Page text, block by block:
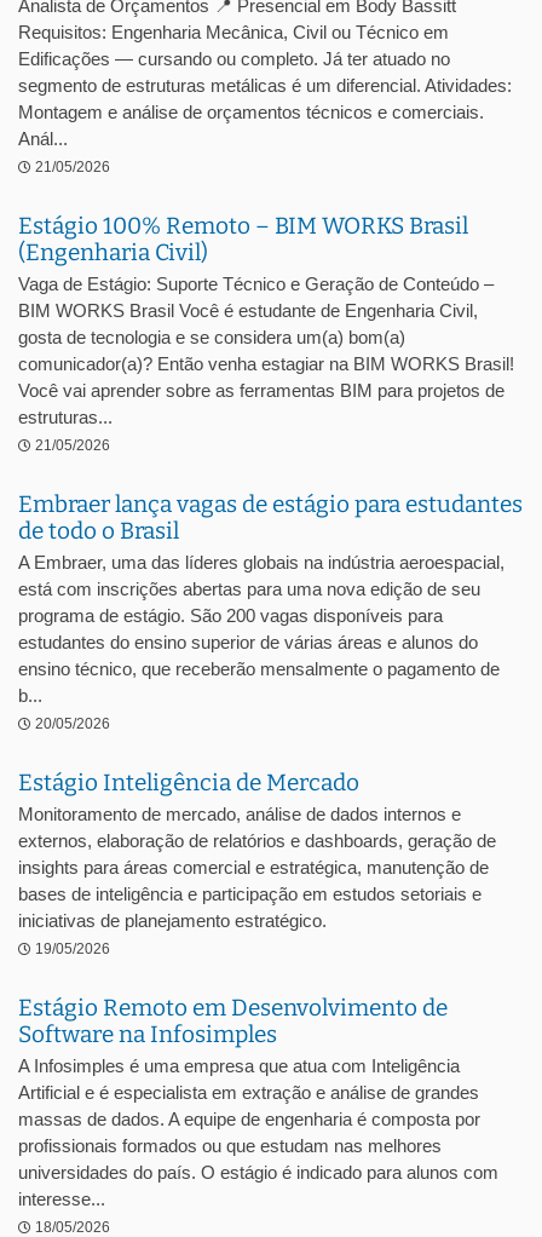
Analista de Orçamentos 📍 Presencial em Body Bassitt
Requisitos: Engenharia Mecânica, Civil ou Técnico em
Edificações — cursando ou completo. Já ter atuado no
segmento de estruturas metálicas é um diferencial. Atividades:
Montagem e análise de orçamentos técnicos e comerciais.
Anál...
21/05/2026
Estágio 100% Remoto – BIM WORKS Brasil
(Engenharia Civil)
Vaga de Estágio: Suporte Técnico e Geração de Conteúdo –
BIM WORKS Brasil Você é estudante de Engenharia Civil,
gosta de tecnologia e se considera um(a) bom(a)
comunicador(a)? Então venha estagiar na BIM WORKS Brasil!
Você vai aprender sobre as ferramentas BIM para projetos de
estruturas...
21/05/2026
Embraer lança vagas de estágio para estudantes
de todo o Brasil
A Embraer, uma das líderes globais na indústria aeroespacial,
está com inscrições abertas para uma nova edição de seu
programa de estágio. São 200 vagas disponíveis para
estudantes do ensino superior de várias áreas e alunos do
ensino técnico, que receberão mensalmente o pagamento de
b...
20/05/2026
Estágio Inteligência de Mercado
Monitoramento de mercado, análise de dados internos e
externos, elaboração de relatórios e dashboards, geração de
insights para áreas comercial e estratégica, manutenção de
bases de inteligência e participação em estudos setoriais e
iniciativas de planejamento estratégico.
19/05/2026
Estágio Remoto em Desenvolvimento de
Software na Infosimples
A Infosimples é uma empresa que atua com Inteligência
Artificial e é especialista em extração e análise de grandes
massas de dados. A equipe de engenharia é composta por
profissionais formados ou que estudam nas melhores
universidades do país. O estágio é indicado para alunos com
interesse...
18/05/2026